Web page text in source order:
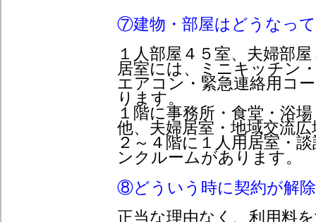
⑦建物・部屋はどうなっ
１人部屋４５室、夫婦部
居室には、ミニキッチン
エアコン・緊急連絡用コ
ります。
１階に事務所・食堂・浴
他、夫婦居室・地域交流
２～４階に１人用居室・
ンクルームがあります。
⑧どういう時に契約が解
正当な理由なく、利用料